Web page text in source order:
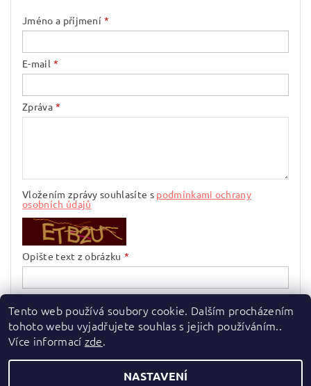
Jméno a příjmení
E-mail
Zpráva
Vložením zprávy souhlasíte s podmínkami ochrany
osobních údajů
Opište text z obrázku
Tento web používá soubory cookie. Dalším procházením
tohoto webu vyjadřujete souhlas s jejich používáním..
Více informací zde.
NASTAVENÍ